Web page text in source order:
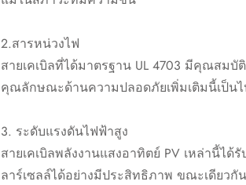
2.สารหน่วงไฟ
สายเคเบิลที่ได้มาตรฐาน UL 4703 มีคุณสม
คุณลักษณะด้านความปลอดภัยเพิ่มเติมนี้เป็น
3. ระดับแรงดันไฟฟ้าสูง
สายเคเบิลพลังงานแสงอาทิตย์ PV เหล่านี้ไ
ลาร์เซลล์ได้อย่างมีประสิทธิภาพ ขณะเดียว